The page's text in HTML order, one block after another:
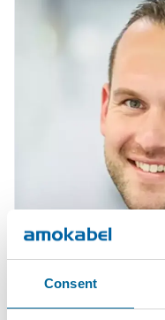
Consent
Mario Schnepper
CEO | Amokabel